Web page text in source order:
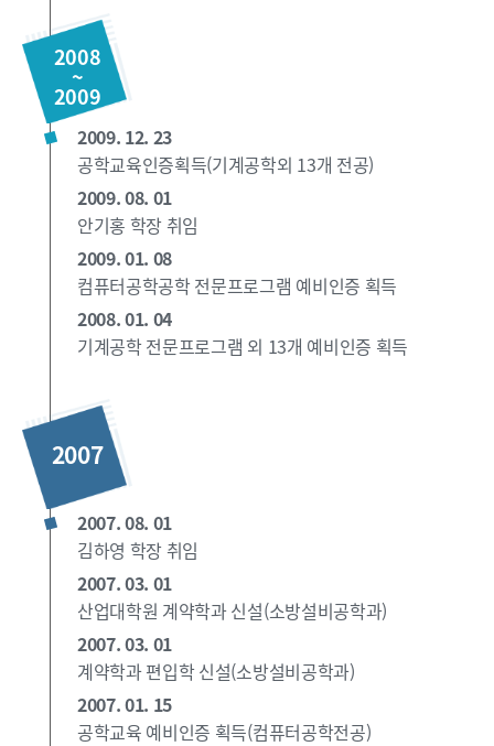
2008
~
2009
2009. 12. 23
공학교육인증획득(기계공학외 13개 전공)
2009. 08. 01
안기홍 학장 취임
2009. 01. 08
컴퓨터공학공학 전문프로그램 예비인증 획득
2008. 01. 04
기계공학 전문프로그램 외 13개 예비인증 획득
2007
2007. 08. 01
김하영 학장 취임
2007. 03. 01
산업대학원 계약학과 신설(소방설비공학과)
2007. 03. 01
계약학과 편입학 신설(소방설비공학과)
2007. 01. 15
공학교육 예비인증 획득(컴퓨터공학전공)